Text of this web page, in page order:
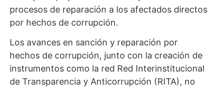
procesos de reparación a los afectados directos
por hechos de corrupción.
Los avances en sanción y reparación por
hechos de corrupción, junto con la creación de
instrumentos como la red Red Interinstitucional
de Transparencia y Anticorrupción (RITA), no